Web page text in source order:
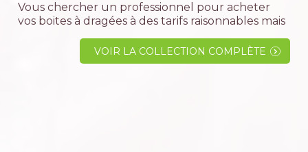
Vous chercher un professionnel pour acheter
vos boites à dragées à des tarifs raisonnables mais
bienvenue dans notre univers en espérant vous
compter parmi nos...
VOIR LA COLLECTION COMPLÈTE